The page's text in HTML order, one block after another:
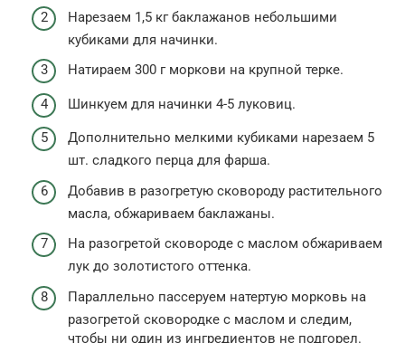
Нарезаем 1,5 кг баклажанов небольшими
кубиками для начинки.
Натираем 300 г моркови на крупной терке.
Шинкуем для начинки 4-5 луковиц.
Дополнительно мелкими кубиками нарезаем 5
шт. сладкого перца для фарша.
Добавив в разогретую сковороду растительного
масла, обжариваем баклажаны.
На разогретой сковороде с маслом обжариваем
лук до золотистого оттенка.
Параллельно пассеруем натертую морковь на
разогретой сковородке с маслом и следим,
чтобы ни один из ингредиентов не подгорел.